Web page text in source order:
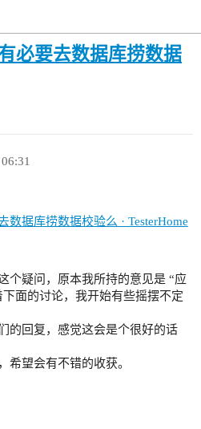
必要去数据库捞数据
数据库捞数据校验么 · TesterHome
个疑问，原本我所持的意见是 “应
面的讨论，我开始有些摇摆不定
的回复，感觉这会是个很好的话
希望会有不错的收获。